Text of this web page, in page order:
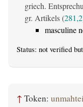
griech.
gr. Artikels (281,2
masculine
Status: not verified but
↑ Token: